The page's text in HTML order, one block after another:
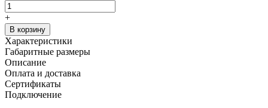
+
В корзину
Характеристики
Габаритные размеры
Описание
Оплата и доставка
Сертификаты
Подключение